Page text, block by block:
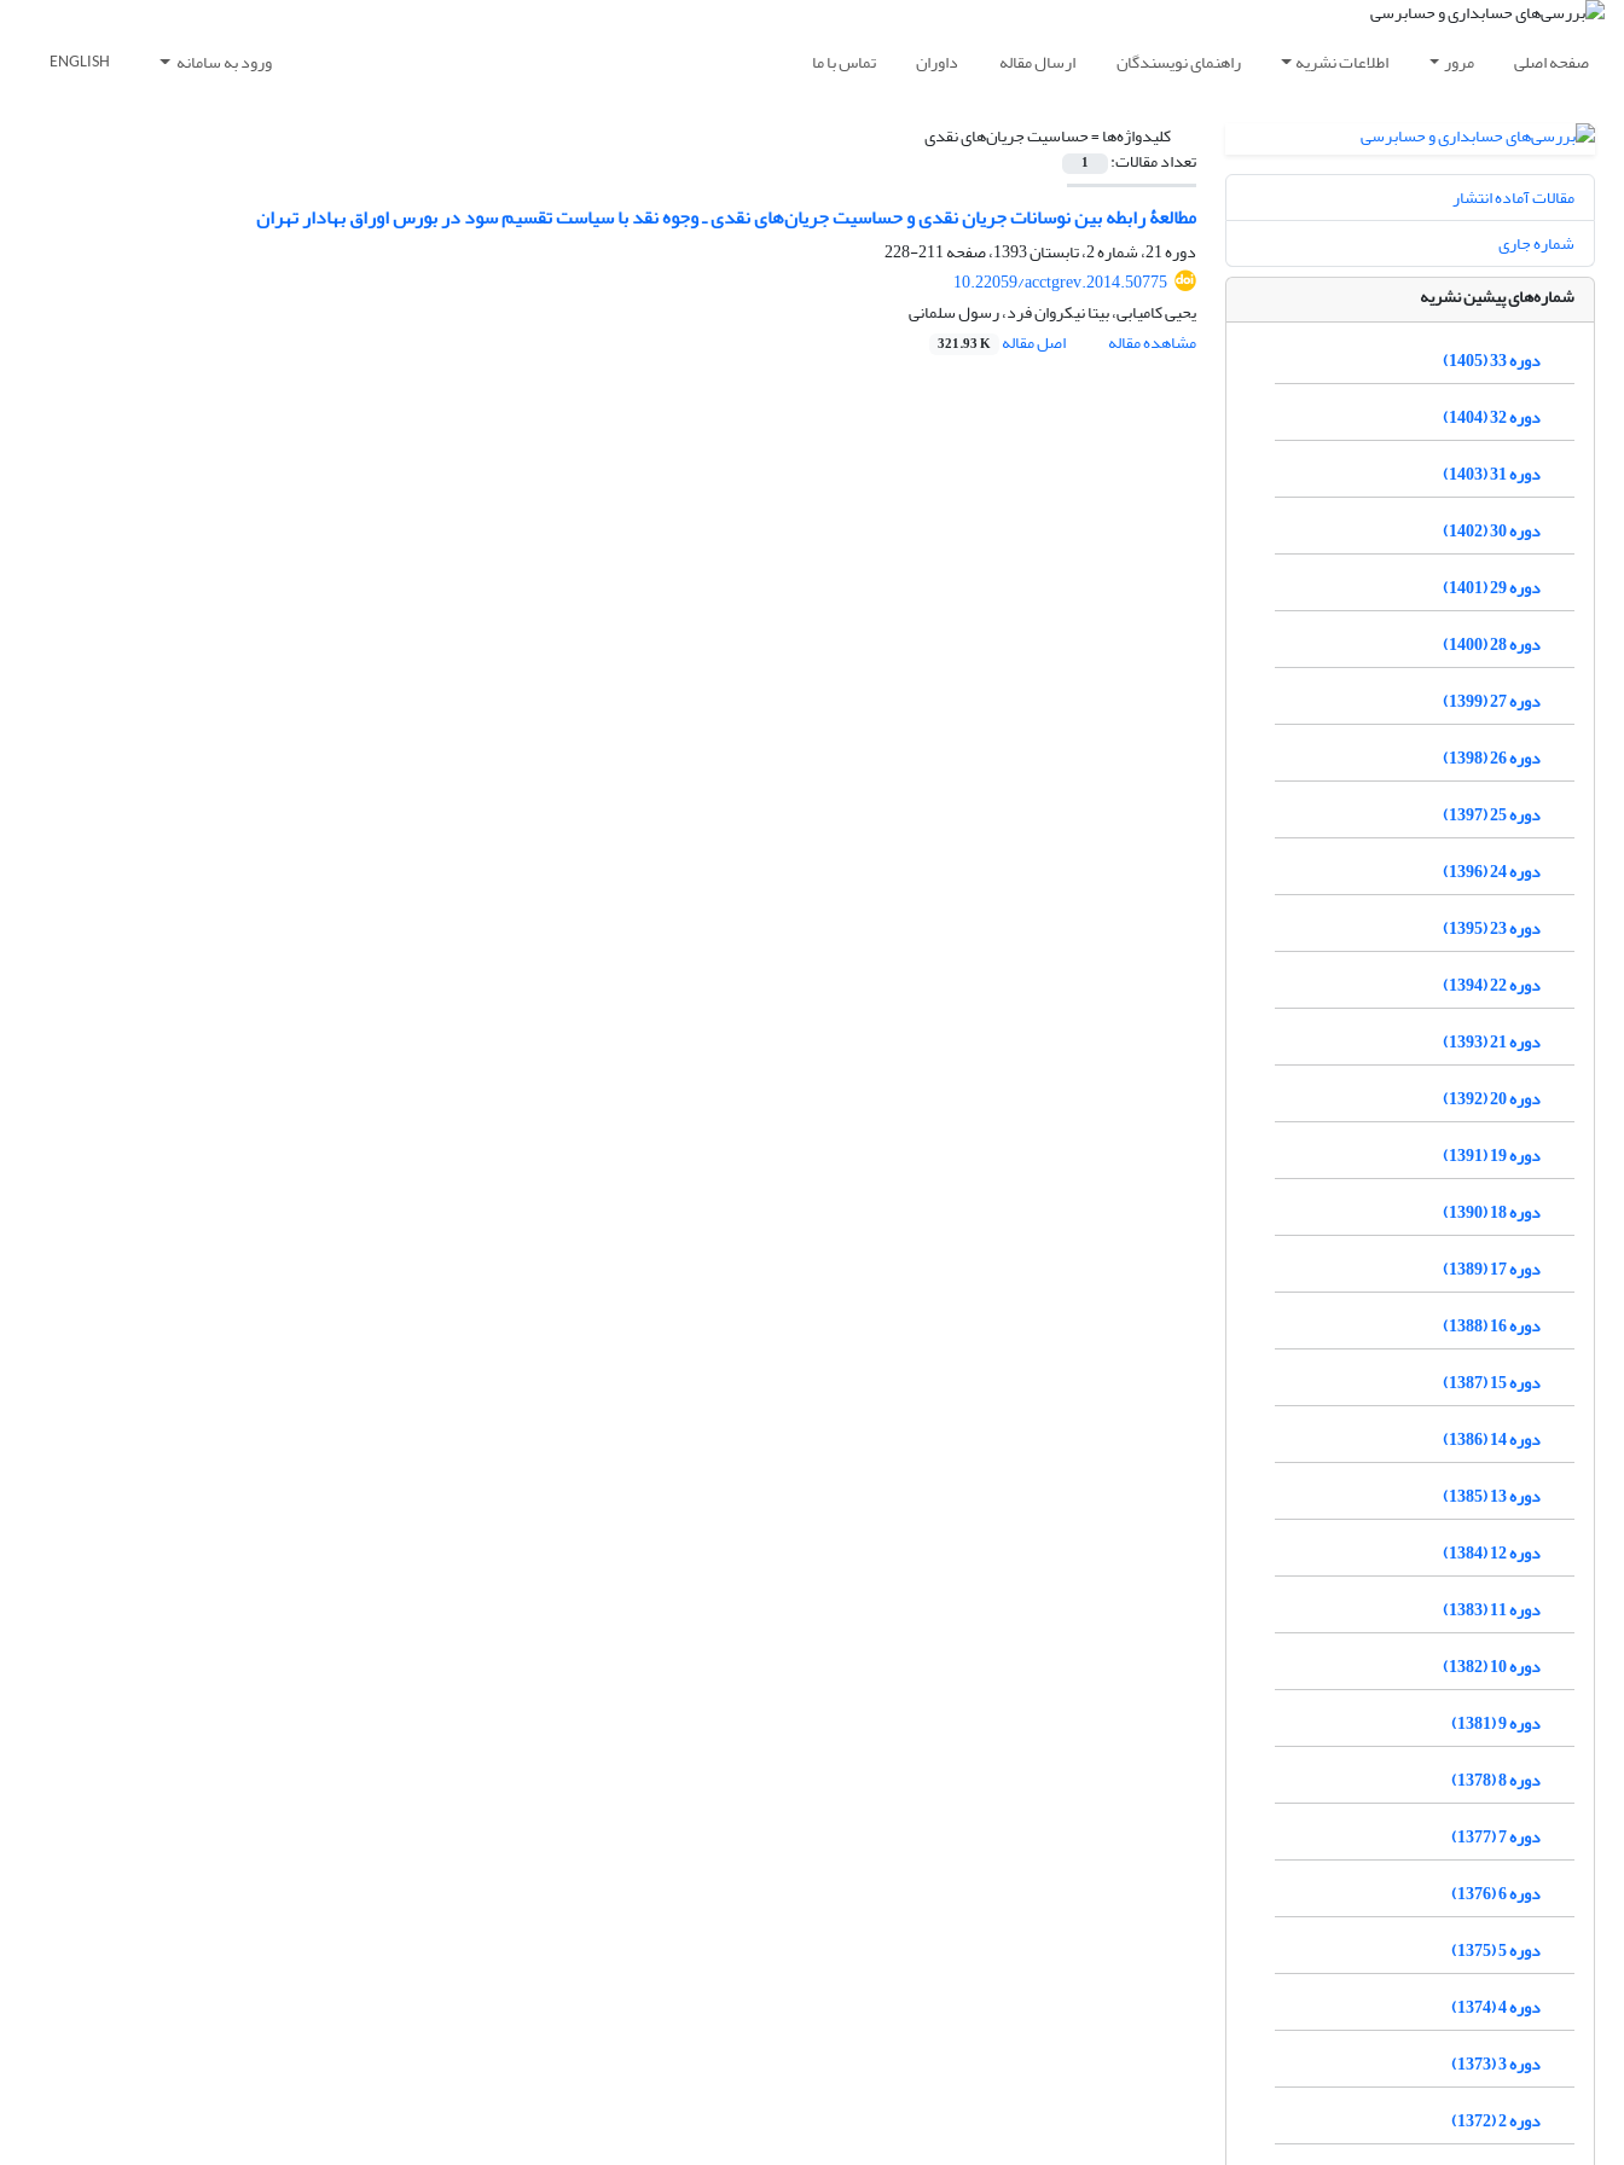
صفحه اصلی مرور اطلاعات نشریه راهنمای نویسندگان ارسال مقاله داوران تماس با ما ورود به سامانه ENGLISH
کلیدواژه‌ها =حساسیت جریان‌های نقدی
تعداد مقالات: 1
مطالعۀ رابطه بین نوسانات جریان نقدی و حساسیت جریان‌های‌ نقدی ـ وجوه نقد با سیاست تقسیم سود در بورس اوراق بهادار تهران
دوره 21، شماره 2، تابستان 1393، صفحه
211-228
10.22059/acctgrev.2014.50775
یحیی کامیابی، بیتا نیکروان فرد، رسول سلمانی
مشاهده مقاله
اصل مقاله 321.93 K
مقالات آماده انتشار
شماره جاری
شماره‌های پیشین نشریه
دوره 33 (1405)
دوره 32 (1404)
دوره 31 (1403)
دوره 30 (1402)
دوره 29 (1401)
دوره 28 (1400)
دوره 27 (1399)
دوره 26 (1398)
دوره 25 (1397)
دوره 24 (1396)
دوره 23 (1395)
دوره 22 (1394)
دوره 21 (1393)
دوره 20 (1392)
دوره 19 (1391)
دوره 18 (1390)
دوره 17 (1389)
دوره 16 (1388)
دوره 15 (1387)
دوره 14 (1386)
دوره 13 (1385)
دوره 12 (1384)
دوره 11 (1383)
دوره 10 (1382)
دوره 9 (1381)
دوره 8 (1378)
دوره 7 (1377)
دوره 6 (1376)
دوره 5 (1375)
دوره 4 (1374)
دوره 3 (1373)
دوره 2 (1372)